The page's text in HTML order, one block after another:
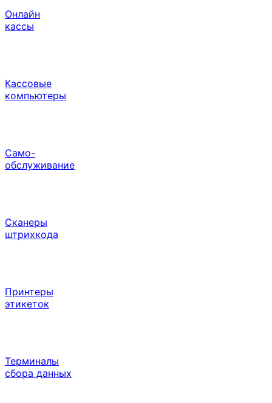
Онлайн
кассы
Кассовые
компьютеры
Само-
обслуживание
Сканеры
штрихкода
Принтеры
этикеток
Терминалы
сбора данных